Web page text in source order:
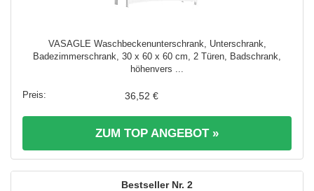
VASAGLE Waschbeckenunterschrank, Unterschrank,
Badezimmerschrank, 30 x 60 x 60 cm, 2 Türen, Badschrank,
höhenvers ...
36,52 €
ZUM TOP ANGEBOT »
2